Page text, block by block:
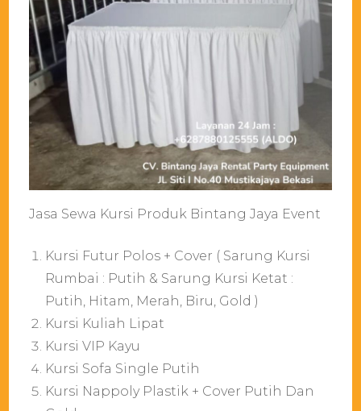
Jasa Sewa Kursi Produk Bintang Jaya Event
Kursi Futur Polos + Cover ( Sarung Kursi
Rumbai : Putih & Sarung Kursi Ketat :
Putih, Hitam, Merah, Biru, Gold )
Kursi Kuliah Lipat
Kursi VIP Kayu
Kursi Sofa Single Putih
Kursi Nappoly Plastik + Cover Putih Dan